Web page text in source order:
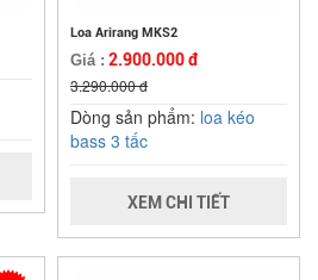
Loa Arirang MKS2
Giá : 2.900.000 đ
3.290.000 đ
Dòng sản phẩm: loa kéo
bass 3 tấc
XEM CHI TIẾT